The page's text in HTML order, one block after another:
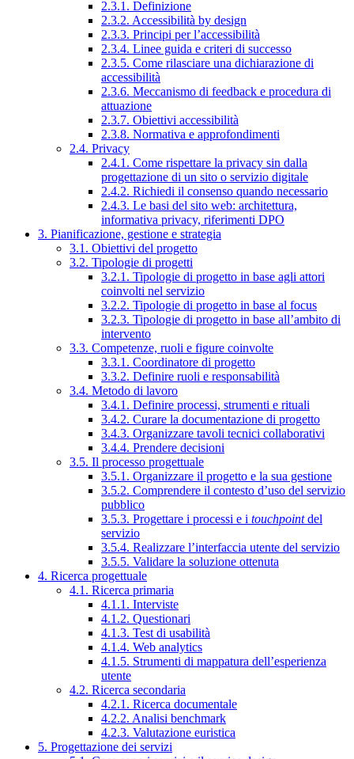
2.3.1. Definizione
2.3.2. Accessibilità by design
2.3.3. Principi per l’accessibilità
2.3.4. Linee guida e criteri di successo
2.3.5. Come rilasciare una dichiarazione di
accessibilità
2.3.6. Meccanismo di feedback e procedura di
attuazione
2.3.7. Obiettivi accessibilità
2.3.8. Normativa e approfondimenti
2.4. Privacy
2.4.1. Come rispettare la privacy sin dalla
progettazione di un sito o servizio digitale
2.4.2. Richiedi il consenso quando necessario
2.4.3. Le basi del sito web: architettura,
informativa privacy, riferimenti DPO
3. Pianificazione, gestione e strategia
3.1. Obiettivi del progetto
3.2. Tipologie di progetti
3.2.1. Tipologie di progetto in base agli attori
coinvolti nel servizio
3.2.2. Tipologie di progetto in base al focus
3.2.3. Tipologie di progetto in base all’ambito di
intervento
3.3. Competenze, ruoli e figure coinvolte
3.3.1. Coordinatore di progetto
3.3.2. Definire ruoli e responsabilità
3.4. Metodo di lavoro
3.4.1. Definire processi, strumenti e rituali
3.4.2. Curare la documentazione di progetto
3.4.3. Organizzare tavoli tecnici collaborativi
3.4.4. Prendere decisioni
3.5. Il processo progettuale
3.5.1. Organizzare il progetto e la sua gestione
3.5.2. Comprendere il contesto d’uso del servizio
pubblico
3.5.3. Progettare i processi e i touchpointdel
servizio
3.5.4. Realizzare l’interfaccia utente del servizio
3.5.5. Validare la soluzione ottenuta
4. Ricerca progettuale
4.1. Ricerca primaria
4.1.1. Interviste
4.1.2. Questionari
4.1.3. Test di usabilità
4.1.4. Web analytics
4.1.5. Strumenti di mappatura dell’esperienza
utente
4.2. Ricerca secondaria
4.2.1. Ricerca documentale
4.2.2. Analisi benchmark
4.2.3. Valutazione euristica
5. Progettazione dei servizi